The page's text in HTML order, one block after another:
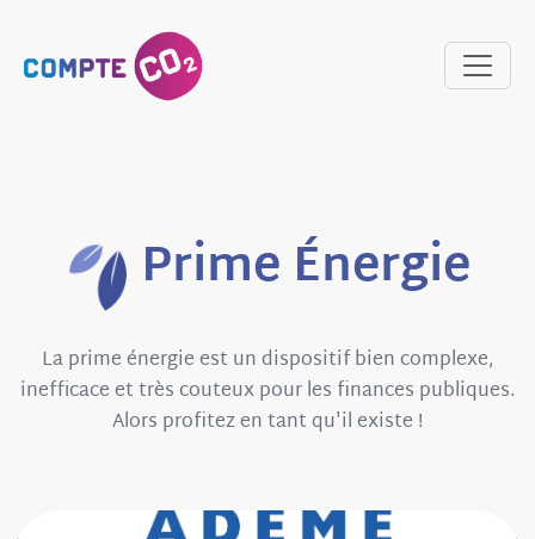
Prime Énergie
La prime énergie est un dispositif bien complexe,
inefficace et très couteux pour les finances publiques.
Alors profitez en tant qu'il existe !